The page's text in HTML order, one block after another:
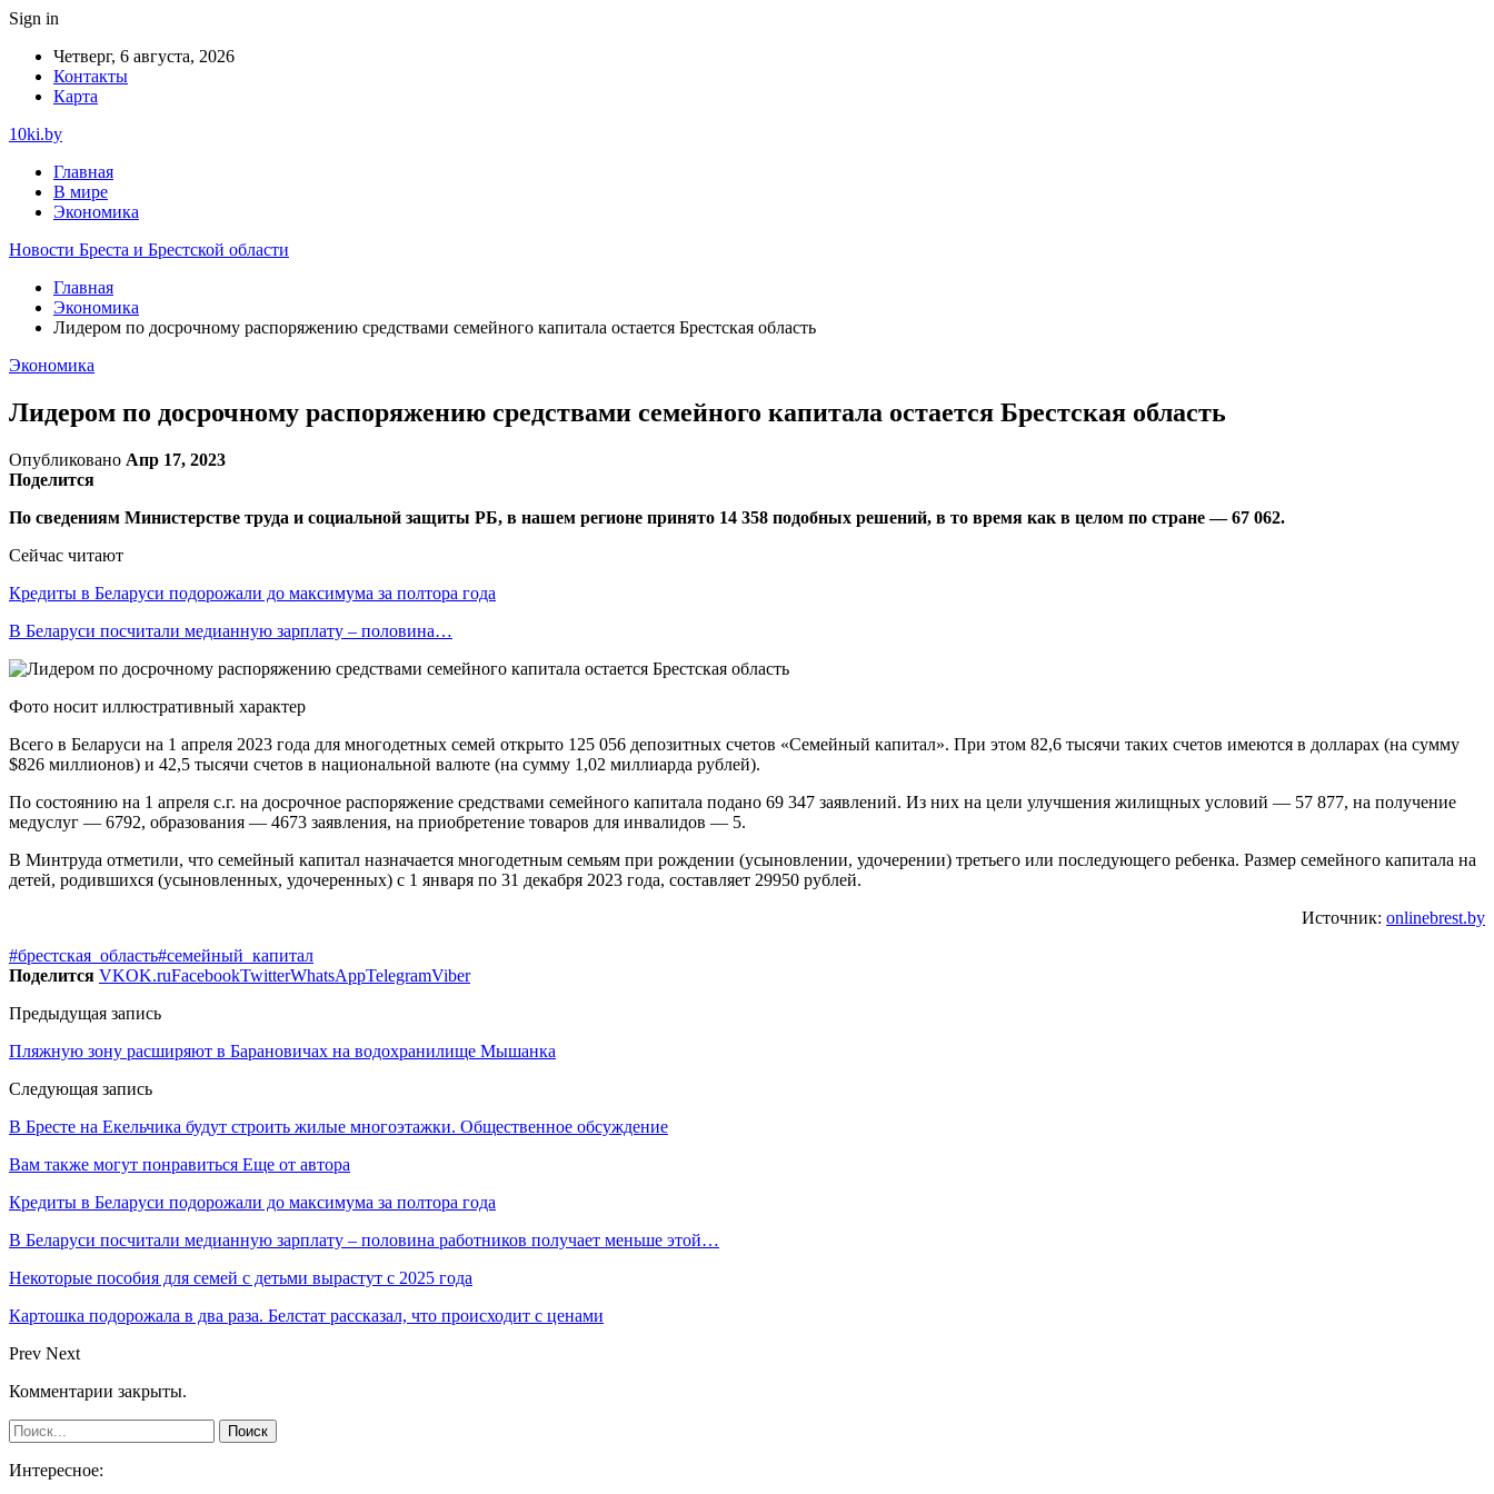
Sign in
Четверг, 6 августа, 2026
Контакты
Карта
10ki.by
Главная
В мире
Экономика
Новости Бреста и Брестской области
Главная
Экономика
Лидером по досрочному распоряжению средствами семейного капитала остается Брестская область
Экономика
Лидером по досрочному распоряжению средствами семейного капитала остается Брестская область
Опубликовано Апр 17, 2023
Поделится
По сведениям Министерстве труда и социальной защиты РБ, в нашем регионе принято 14 358 подобных решений, в то время как в целом по стране — 67 062.
Сейчас читают
Кредиты в Беларуси подорожали до максимума за полтора года
В Беларуси посчитали медианную зарплату – половина…
Фото носит иллюстративный характер
Всего в Беларуси на 1 апреля 2023 года для многодетных семей открыто 125 056 депозитных счетов «Семейный капитал». При этом 82,6 тысячи таких счетов имеются в долларах (на сумму
$826 миллионов) и 42,5 тысячи счетов в национальной валюте (на сумму 1,02 миллиарда рублей).
По состоянию на 1 апреля с.г. на досрочное распоряжение средствами семейного капитала подано 69 347 заявлений. Из них на цели улучшения жилищных условий — 57 877, на получение
медуслуг — 6792, образования — 4673 заявления, на приобретение товаров для инвалидов — 5.
В Минтруда отметили, что семейный капитал назначается многодетным семьям при рождении (усыновлении, удочерении) третьего или последующего ребенка. Размер семейного капитала на
детей, родившихся (усыновленных, удочеренных) с 1 января по 31 декабря 2023 года, составляет 29950 рублей.
Источник: onlinebrest.by
#брестская_область#семейный_капитал
Поделится VKOK.ruFacebookTwitterWhatsAppTelegramViber
Предыдущая запись
Пляжную зону расширяют в Барановичах на водохранилище Мышанка
Следующая запись
В Бресте на Екельчика будут строить жилые многоэтажки. Общественное обсуждение
Вам также могут понравиться Еще от автора
Кредиты в Беларуси подорожали до максимума за полтора года
В Беларуси посчитали медианную зарплату – половина работников получает меньше этой…
Некоторые пособия для семей с детьми вырастут с 2025 года
Картошка подорожала в два раза. Белстат рассказал, что происходит с ценами
Prev Next
Комментарии закрыты.
Интересное: